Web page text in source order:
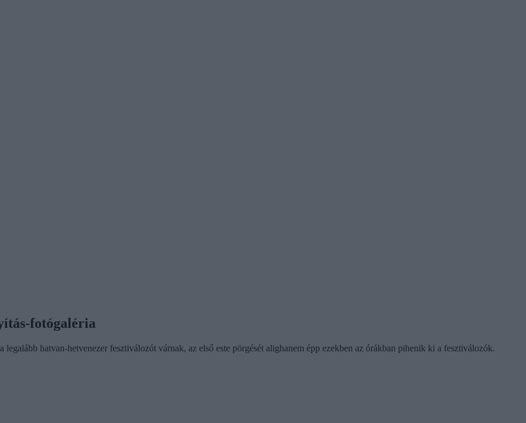
fotógaléria
hatvan-hetvenezer fesztiválozót várnak, az első este pörgését alighanem épp ezekben az órákban pihenik ki a fesztiválozók.